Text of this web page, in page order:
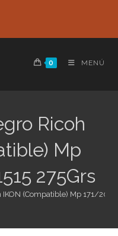
0 MENÚ
Ricoh
Mp
275Grs
IKON (Compatible) Mp 171/